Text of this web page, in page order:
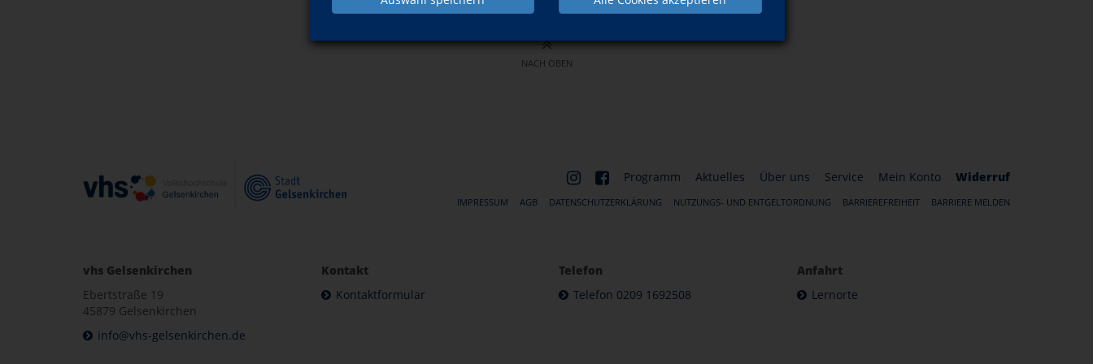
NACH OBEN
Programm Aktuelles Über uns Service Mein Konto Widerruf
IMPRESSUM AGB DATENSCHUTZERKLÄRUNG NUTZUNGS- UND ENTGELTORDNUNG BARRIEREFREIHEIT BARRIERE MELDEN
vhs Gelsenkirchen
Ebertstraße 19
45879 Gelsenkirchen
info@vhs-gelsenkirchen.de
Kontakt
Kontaktformular
Telefon
Telefon 0209 1692508
Anfahrt
Lernorte